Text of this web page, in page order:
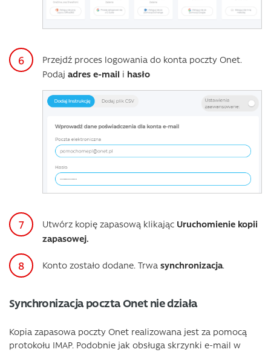
Przejdź proces logowania do konta poczty Onet.
Podaj adres e-mail i hasło
Utwórz kopię zapasową klikając Uruchomienie kopii
zapasowej.
Konto zostało dodane. Trwa synchronizacja.
Synchronizacja poczta Onet nie działa
Kopia zapasowa poczty Onet realizowana jest za pomocą
protokołu IMAP. Podobnie jak obsługa skrzynki e-mail w